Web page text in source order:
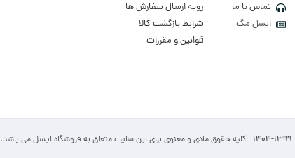
تماس با ما
ایسل مگ
رویه ارسال سفارش ها
شرایط بازگشت کالا
قوانین و مقررات
1404-1399 کلیه حقوق مادی و معنوی برای این سایت متعلق به فروشگاه ایسل می باشد.